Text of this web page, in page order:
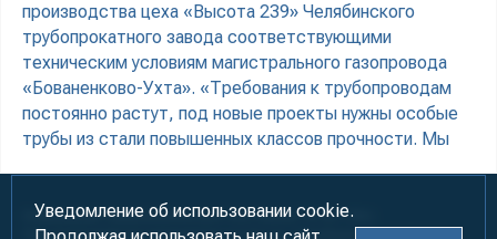
производства цеха «Высота 239» Челябинского
трубопрокатного завода соответствующими
техническим условиям магистрального газопровода
«Бованенково-Ухта». «Требования к трубопроводам
постоянно растут, под новые проекты нужны особые
трубы из стали повышенных классов прочности. Мы
Информация предназначена для лиц старше 18 лет (18+)
При использовании материалов ссылка на «УралБизнесКонсалтинг»
Уведомление об использовании cookie.